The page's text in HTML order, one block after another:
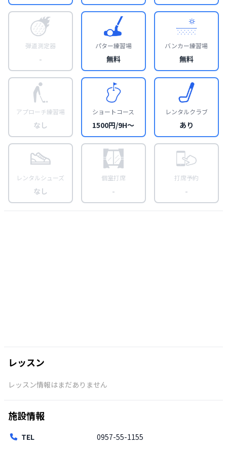
弾道測定器
-
パター練習場
無料
バンカー練習場
無料
アプローチ練習場
なし
ショートコース
1500円/9H〜
レンタルクラブ
あり
レンタルシューズ
なし
個室打席
-
打席予約
-
レッスン
レッスン情報はまだありません
施設情報
TEL 0957-55-1155